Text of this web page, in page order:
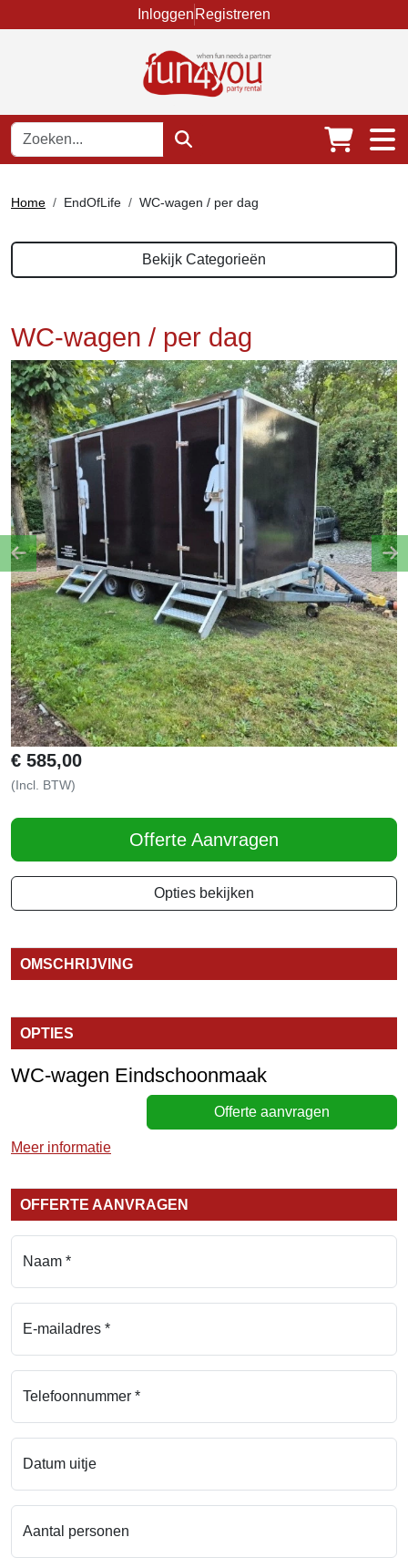
Inloggen Registreren
Home EndOfLife WC-wagen / per dag
Bekijk Categorieën
WC-wagen / per dag
€ 585,00
(Incl. BTW)
Offerte Aanvragen
Opties bekijken
Previous
OMSCHRIJVING
OPTIES
WC-wagen Eindschoonmaak
Offerte aanvragen
Meer informatie
OFFERTE AANVRAGEN
Naam *
E-mailadres *
Telefoonnummer *
Datum uitje
Aantal personen